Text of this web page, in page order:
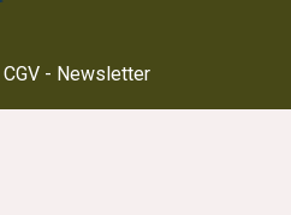
CGV Newsletter